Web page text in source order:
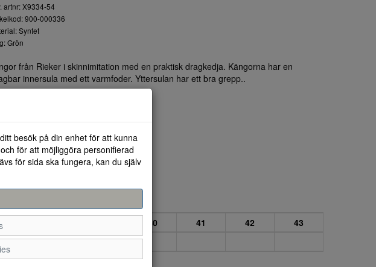
artnr: X9334-54
900-000336
Syntet
Grön
från Rieker i skinnimitation med en praktisk dragkedja. Kängorna har en
innersula med ett varmfoder. Yttersulan har ett bra grepp..
40 41 42
43
besök på din enhet för att kunna
för att möjliggöra personifierad
för sida ska fungera, kan du själv